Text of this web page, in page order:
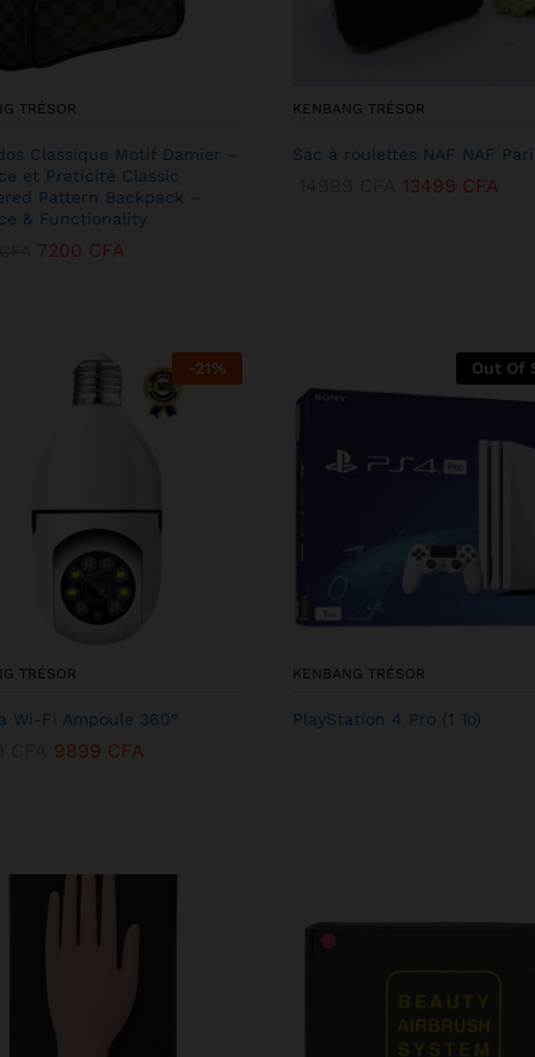
TRÉSOR
Classique Motif Damier –
et Praticité Classic
Pattern Backpack –
& Functionality
7200 CFA
KENBANG TRÉSOR
Sac à roulettes NAF NAF
13499 CFA
-21%
TRÉSOR
Wi-Fi Ampoule 360°
9899 CFA
Out Of
KENBANG TRÉSOR
PlayStation 4 Pro (1 To)